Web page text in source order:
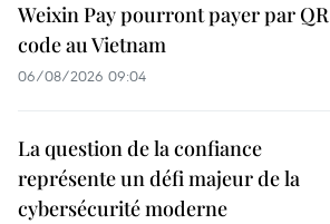
Weixin Pay pourront payer par QR
code au Vietnam
06/08/2026 09:04
La question de la confiance
représente un défi majeur de la
cybersécurité moderne